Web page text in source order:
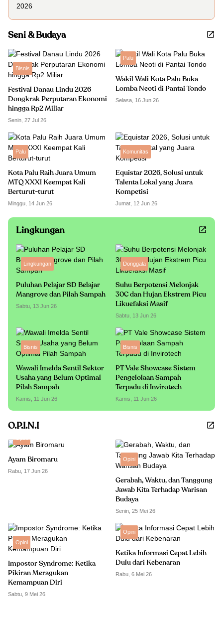
Seni & Budaya
Bisnis
Festival Danau Lindu 2026
Dongkrak Perputaran Ekonomi
hingga Rp2 Miliar
Senin, 27 Jul 26
Palu
Wakil Wali Kota Palu Buka
Lomba Neoti di Pantai Tondo
Selasa, 16 Jun 26
Palu
Kota Palu Raih Juara Umum
MTQ XXXI Keempat Kali
Berturut-turut
Minggu, 14 Jun 26
Komunitas
Equistar 2026, Solusi untuk
Talenta Lokal yang Juara
Kompetisi
Jumat, 12 Jun 26
Lingkungan
Lingkungan
Puluhan Pelajar SD Belajar
Mangrove dan Pilah Sampah
Sabtu, 13 Jun 26
Donggala
Suhu Berpotensi Melonjak
30C dan Hujan Ekstrem Picu
Likuefaksi Masif
Sabtu, 13 Jun 26
Bisnis
Wawali Imelda Sentil Sektor
Usaha yang Belum Optimal
Pilah Sampah
Kamis, 11 Jun 26
Bisnis
PT Vale Showcase Sistem
Pengelolaan Sampah
Terpadu di Invirotech
Kamis, 11 Jun 26
O.P.I.N.I
Ayam Biromaru
Rabu, 17 Jun 26
Opini
Gerabah, Waktu, dan Tanggung
Jawab Kita Terhadap Warisan
Budaya
Senin, 25 Mei 26
Opini
Impostor Syndrome: Ketika
Pikiran Meragukan
Kemampuan Diri
Sabtu, 9 Mei 26
Opini
Ketika Informasi Cepat Lebih
Dulu dari Kebenaran
Rabu, 6 Mei 26